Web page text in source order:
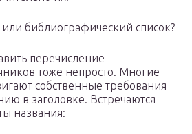
библиографический список?
перечисление
тоже непросто. Многие
собственные требования
в заголовке. Встречаются
названия: